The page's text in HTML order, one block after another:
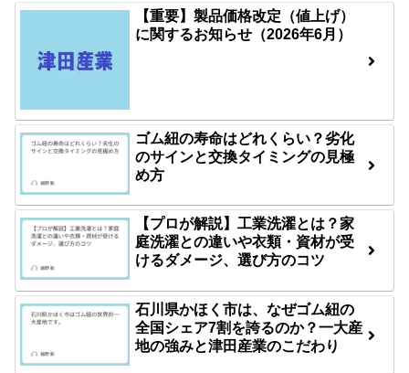
【重要】製品価格改定（値上げ）
に関するお知らせ（2026年6月）
ゴム紐の寿命はどれくらい？劣化
のサインと交換タイミングの見極
め方
【プロが解説】工業洗濯とは？家
庭洗濯との違いや衣類・資材が受
けるダメージ、選び方のコツ
石川県かほく市は、なぜゴム紐の
全国シェア7割を誇るのか？一大産
地の強みと津田産業のこだわり